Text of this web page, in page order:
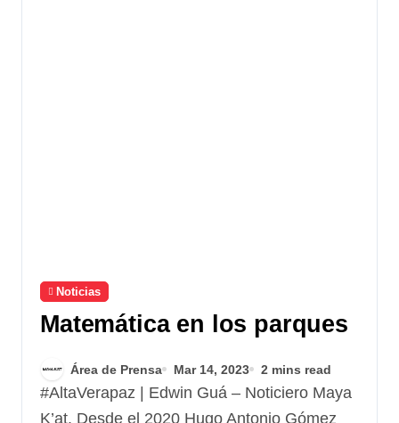
Noticias
Matemática en los parques
Área de Prensa Mar 14, 2023 2 mins read
#AltaVerapaz | Edwin Guá – Noticiero Maya
K’at. Desde el 2020 Hugo Antonio Gómez